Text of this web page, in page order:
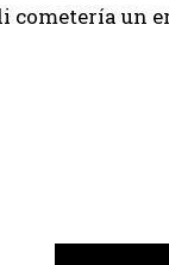
cometería un